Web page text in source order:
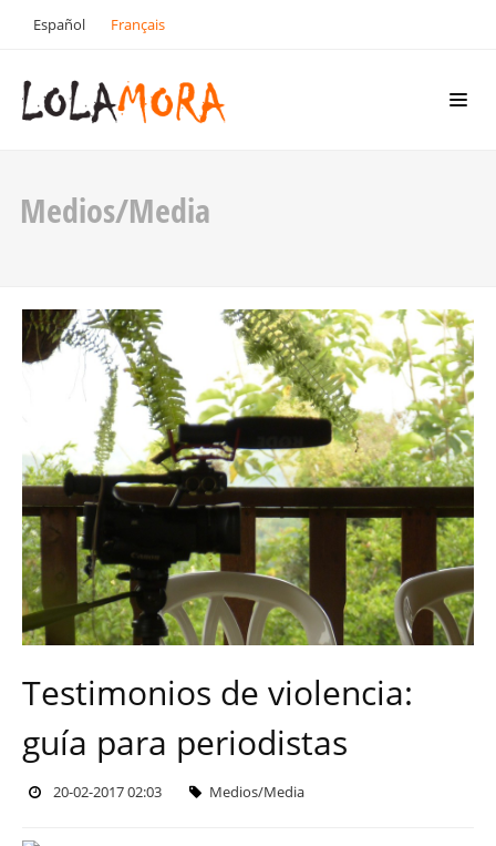
Español Français
Medios/Media
Testimonios de violencia:
guía para periodistas
20-02-2017 02:03 Medios/Media